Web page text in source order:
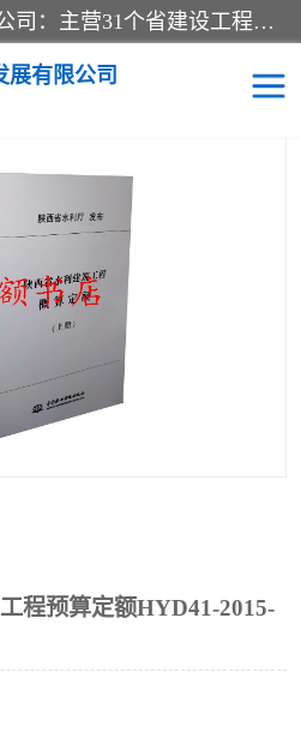
北京北腾文化发展有限公司：主营31个省建设工程预算书,工程预算软件,工程计价依据,工程造价定额,工程量清单计价定额,建设工程量消耗量定额,各行业工程预算定额,铁路定额,电力定额,矿山定额,*,黄金定额,钢铁企业检修定额,中石化安装检修定额,煤矿图书,医院书籍等.诚信的经营，在发展的同时公司不忘不断总结不断优化为客户的服务，和一如既往的热情赢得了新老客户的极高评价及青睐。
展有限公司
电子工程概预算定额> 新书-2015版电
全套6册
程预算定额HYD41-2015-
预算定额
煤矿图书
铁路建设工程预算定额
石油化工安装预算定额
炼油化工计价依据定额
火力发电机组检修定额